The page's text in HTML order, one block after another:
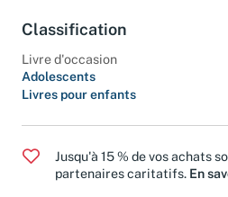
Classification
Livre d'occasion
Adolescents
Livres pour enfants
Jusqu'à 15 % de vos achats
partenaires caritatifs. En